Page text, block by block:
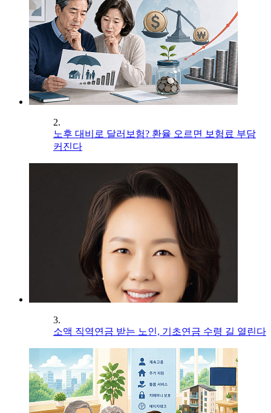
2.
노후 대비로 달러보험? 환율 오르면 보험료 부담
커진다
3.
소액 직역연금 받는 노인, 기초연금 수령 길 열린다